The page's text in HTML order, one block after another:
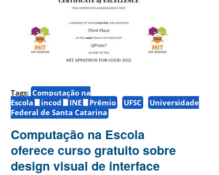
Tags: Computação na
Escola
incod INE Prêmio UFSC
Universidade
Federal de Santa Catarina
Computação na Escola
oferece curso gratuito sobre
design visual de interface